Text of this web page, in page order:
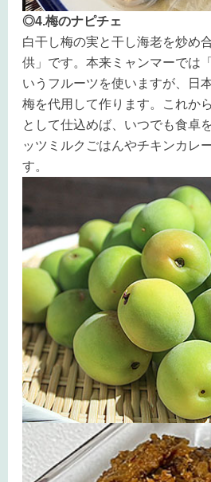
◎4.梅のナピチェ
白干し梅の実と干し海老を炒め
供」です。本来ミャンマーでは
いうフルーツを使いますが、日
梅を代用して作ります。これか
として仕込めば、いつでも食卓
ッツミルクごはんやチキンカレ
す。